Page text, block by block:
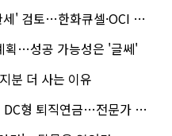
토…한화큐셀·OCI 영향은?
획…성공 가능성은 '글쎄'
분 더 사는 이유
퇴직연금…전문가 조언은